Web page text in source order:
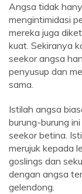
Angsa tidak
mengintimidasi
mereka juga
kuat. Sekiranya
seekor angsa
penyusup dan
sama.
Istilah angsa
burung-burung
seekor betina.
merujuk kepada
goslings dan
dengan angsa
gelendong.